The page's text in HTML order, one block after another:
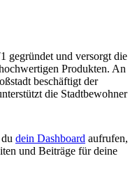
gegründet und versorgt die
Produkten. An
beschäftigt der
die Stadtbewohner
dein Dashboard aufrufen,
und Beiträge für deine